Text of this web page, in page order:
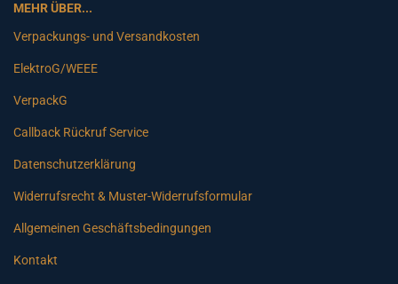
MEHR ÜBER...
Verpackungs- und Versandkosten
ElektroG/WEEE
VerpackG
Callback Rückruf Service
Datenschutzerklärung
Widerrufsrecht & Muster-Widerrufsformular
Allgemeinen Geschäftsbedingungen
Kontakt